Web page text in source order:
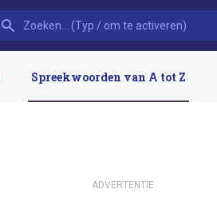
Spreekwoorden van A tot Z
ADVERTENTIE